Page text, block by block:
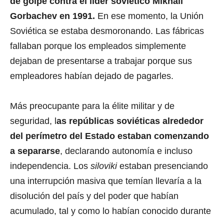
Gorbachev en 1991. En ese momento, la Unión
Soviética se estaba desmoronando. Las fábricas
fallaban porque los empleados simplemente
dejaban de presentarse a trabajar porque sus
empleadores habían dejado de pagarles.
Más preocupante para la élite militar y de
seguridad, l as repúblicas soviéticas alrededor
del perímetro del Estado estaban comenzando
a separarse, declarando autonomía e incluso
independencia. Los siloviki estaban presenciando
una interrupción masiva que temían llevaría a la
disolución del país y del poder que habían
acumulado, tal y como lo habían conocido durante